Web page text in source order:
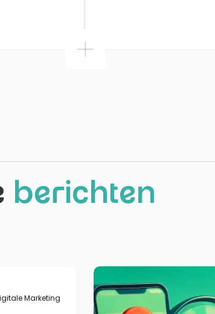
berichten
Marketing
Gepubliceerd door